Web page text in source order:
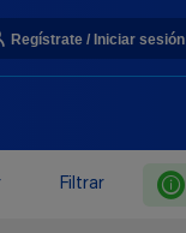
Regístrate / Iniciar sesión
Filtrar